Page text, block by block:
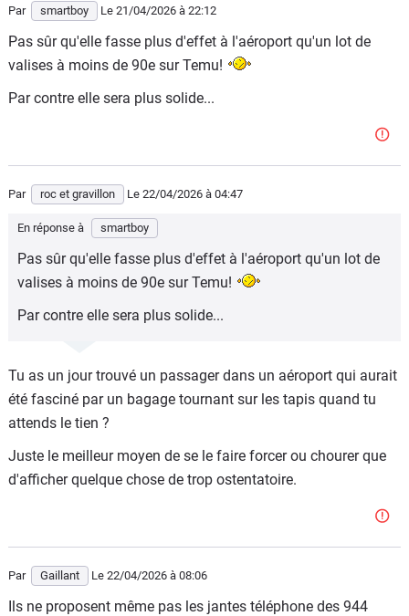
Par smartboy Le 21/04/2026 à 22:12
Pas sûr qu'elle fasse plus d'effet à l'aéroport qu'un lot de
valises à moins de 90e sur Temu!
Par contre elle sera plus solide...
Par roc et gravillon Le 22/04/2026 à 04:47
En réponse à smartboy
Pas sûr qu'elle fasse plus d'effet à l'aéroport qu'un lot de
valises à moins de 90e sur Temu!
Par contre elle sera plus solide...
Tu as un jour trouvé un passager dans un aéroport qui aurait
été fasciné par un bagage tournant sur les tapis quand tu
attends le tien ?
Juste le meilleur moyen de se le faire forcer ou chourer que
d'afficher quelque chose de trop ostentatoire.
Par Gaillant Le 22/04/2026 à 08:06
Ils ne proposent même pas les jantes téléphone des 944